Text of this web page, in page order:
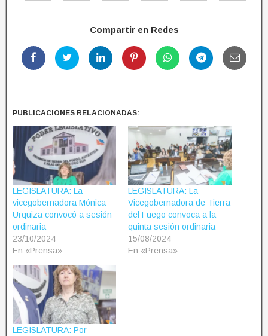
Compartir en Redes
PUBLICACIONES RELACIONADAS:
LEGISLATURA: La
vicegobernadora Mónica
Urquiza convocó a sesión
ordinaria
23/10/2024
En «Prensa»
LEGISLATURA: La
Vicegobernadora de Tierra
del Fuego convoca a la
quinta sesión ordinaria
15/08/2024
En «Prensa»
LEGISLATURA: Por